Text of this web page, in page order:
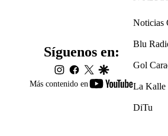
Más contenido en
youtube-
Síguenos en:
instagram
facebook
twittergoogle
Noticias
Blu
Gol
La Kalle
DiTu